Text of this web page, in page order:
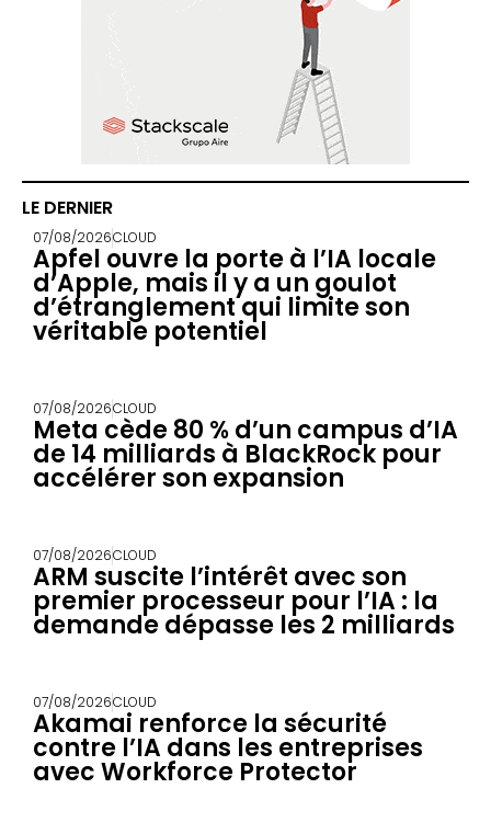
LE DERNIER
07/08/2026CLOUD
Apfel ouvre la porte à l’IA locale
d’Apple, mais il y a un goulot
d’étranglement qui limite son
véritable potentiel
07/08/2026CLOUD
Meta cède 80 % d’un campus d’IA
de 14 milliards à BlackRock pour
accélérer son expansion
07/08/2026CLOUD
ARM suscite l’intérêt avec son
premier processeur pour l’IA : la
demande dépasse les 2 milliards
07/08/2026CLOUD
Akamai renforce la sécurité
contre l’IA dans les entreprises
avec Workforce Protector